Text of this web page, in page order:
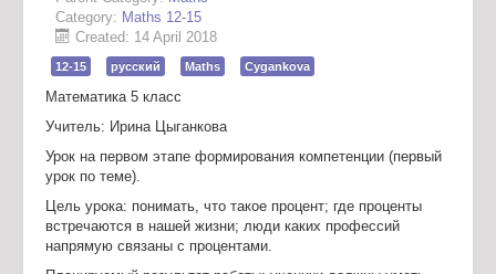
Category: Maths 12-15
Created: 14 April 2018
12-15 русский Maths Cygankova
Математика 5 класс
Учитель: Ирина Цыганкова
Урок на первом этапе формирования компетенции (первый
урок по теме).
Цель урока: понимать, что такое процент; где проценты
встречаются в нашей жизни; люди каких профессий
напрямую связаны с процентами.